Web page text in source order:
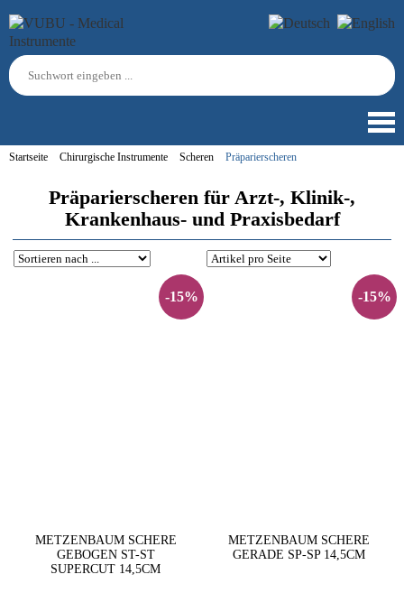
Startseite Chirurgische Instrumente Scheren Präparierscheren
Präparierscheren für Arzt-, Klinik-,
Krankenhaus- und Praxisbedarf
-15%
METZENBAUM SCHERE
GEBOGEN ST-ST
SUPERCUT 14,5CM
-15%
METZENBAUM SCHERE
GERADE SP-SP 14,5CM